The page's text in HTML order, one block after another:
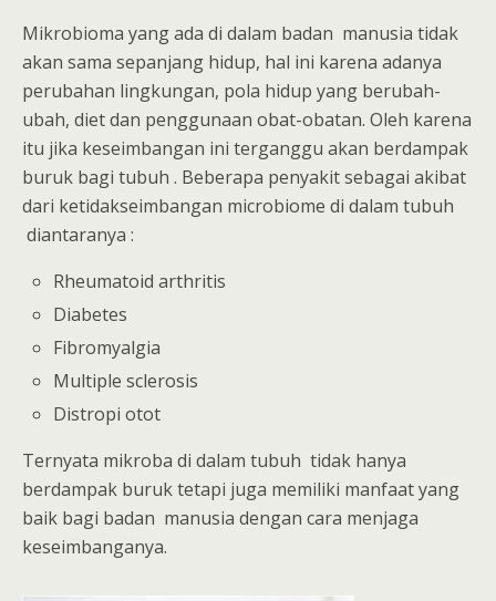
Mikrobioma yang ada di dalam badan manusia tidak
akan sama sepanjang hidup, hal ini karena adanya
perubahan lingkungan, pola hidup yang berubah-
ubah, diet dan penggunaan obat-obatan. Oleh karena
itu jika keseimbangan ini terganggu akan berdampak
buruk bagi tubuh . Beberapa penyakit sebagai akibat
dari ketidakseimbangan microbiome di dalam tubuh
diantaranya :
Rheumatoid arthritis
Diabetes
Fibromyalgia
Multiple sclerosis
Distropi otot
Ternyata mikroba di dalam tubuh tidak hanya
berdampak buruk tetapi juga memiliki manfaat yang
baik bagi badan manusia dengan cara menjaga
keseimbanganya.